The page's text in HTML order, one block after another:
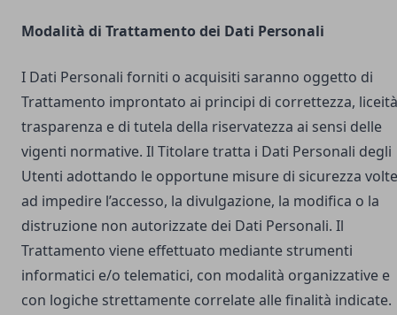
Modalità di Trattamento dei Dati Personali
I Dati Personali forniti o acquisiti saranno oggetto di
Trattamento improntato ai principi di correttezza,
trasparenza e di tutela della riservatezza ai sensi delle
vigenti normative. Il Titolare tratta i Dati Personali degli
Utenti adottando le opportune misure di sicurezza volte
ad impedire l’accesso, la divulgazione, la modifica o la
distruzione non autorizzate dei Dati Personali. Il
Trattamento viene effettuato mediante strumenti
informatici e/o telematici, con modalità organizzative e
con logiche strettamente correlate alle finalità indicate.